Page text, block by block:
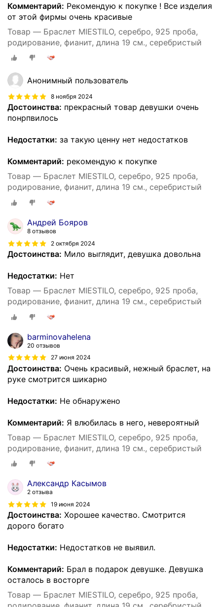
Комментарий: Рекомендую к покупке ! Все изделия
от этой фирмы очень красивые
Товар — Браслет MIESTILO, серебро, 925 проба,
родирование, фианит, длина 19 см., серебристый
Анонимный пользователь
8 ноября 2024
Достоинства: прекрасный товар девушки очень
понрпвилось
Недостатки: за такую ценну нет недостатков
Комментарий: рекомендую к покупке
Товар — Браслет MIESTILO, серебро, 925 проба,
родирование, фианит, длина 19 см., серебристый
Андрей Бояров
8 отзывов
2 октября 2024
Достоинства: Мило выглядит, девушка довольна
Недостатки: Нет
Товар — Браслет MIESTILO, серебро, 925 проба,
родирование, фианит, длина 19 см., серебристый
barminovahelena
20 отзывов
27 июня 2024
Достоинства: Очень красивый, нежный браслет, на
руке смотрится шикарно
Недостатки: Не обнаружено
Комментарий: Я влюбилась в него, невероятный
Товар — Браслет MIESTILO, серебро, 925 проба,
родирование, фианит, длина 19 см., серебристый
Александр Касымов
2 отзыва
19 июня 2024
Достоинства: Хорошее качество. Смотрится
дорого богато
Недостатки: Недостатков не выявил.
Комментарий: Брал в подарок девушке. Девушка
осталось в восторге
Товар — Браслет MIESTILO, серебро, 925 проба,